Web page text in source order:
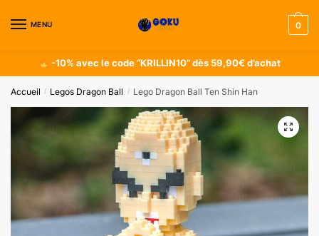
MENU 0
-10% avec le code “KRILLIN10” dès 59,90€ d’achat
Accueil / Legos Dragon Ball / Lego Dragon Ball Ten Shin Han